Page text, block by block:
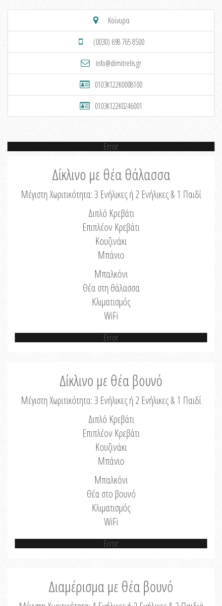
Κοίνυρα
(0030) 698 765 8500
info@dimitrelis.gr
0103K122K0008100
0103K122K0246001
Error
Δίκλινο με θέα θάλασσα
Μέγιστη Χωριτικότητα: 3 Ενήλικες ή 2 Ενήλικες & 1 Παιδί
Διπλό Κρεβάτι
Επιπλέον Κρεβάτι
Κουζινάκι
Μπάνιο
Μπαλκόνι
Θέα στη θάλασσα
Κλιματισμός
WiFi
Error
Δίκλινο με θέα βουνό
Μέγιστη Χωριτικότητα: 3 Ενήλικες ή 2 Ενήλικες & 1 Παιδί
Διπλό Κρεβάτι
Επιπλέον Κρεβάτι
Κουζινάκι
Μπάνιο
Μπαλκόνι
Θέα στο βουνό
Κλιματισμός
WiFi
Error
Διαμέρισμα με θέα βουνό